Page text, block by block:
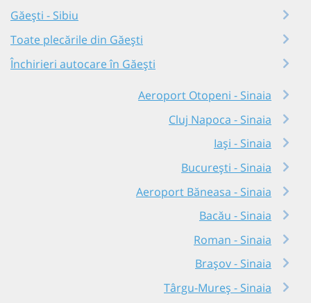
Găești - Sibiu
Toate plecările din Găești
Închirieri autocare în Găești
Aeroport Otopeni - Sinaia
Cluj Napoca - Sinaia
Iași - Sinaia
București - Sinaia
Aeroport Băneasa - Sinaia
Bacău - Sinaia
Roman - Sinaia
Brașov - Sinaia
Târgu-Mureș - Sinaia